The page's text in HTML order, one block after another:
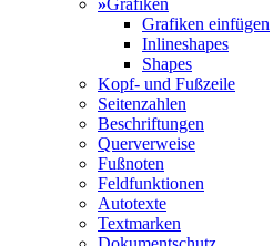
Grafiken einfügen
Inlineshapes
Shapes
Kopf- und Fußzeile
Seitenzahlen
Beschriftungen
Querverweise
Fußnoten
Feldfunktionen
Autotexte
Textmarken